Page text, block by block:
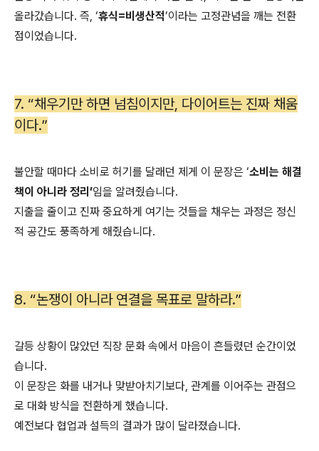
올라갔습니다. 즉, ‘휴식=비생산적’이라는 고정관념을 깨는 전환
점이었습니다.
7. “채우기만 하면 넘침이지만, 다이어트는 진짜 채움
이다.”
불안할 때마다 소비로 허기를 달래던 제게 이 문장은 ‘소비는 해결
책이 아니라 정리’임을 알려줬습니다.
지출을 줄이고 진짜 중요하게 여기는 것들을 채우는 과정은 정신
적 공간도 풍족하게 해줬습니다.
8. “논쟁이 아니라 연결을 목표로 말하라.”
갈등 상황이 많았던 직장 문화 속에서 마음이 흔들렸던 순간이었
습니다.
이 문장은 화를 내거나 맞받아치기보다, 관계를 이어주는 관점으
로 대화 방식을 전환하게 했습니다.
예전보다 협업과 설득의 결과가 많이 달라졌습니다.